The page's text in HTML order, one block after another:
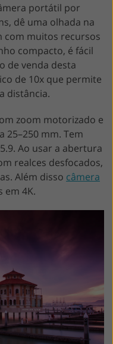
portátil por
dê uma olhada na
com muitos recursos
compacto, é fácil
de venda desta
de 10x que permite
distância.
zoom motorizado e
25–250 mm. Tem
Ao usar a abertura
realces desfocados,
Além disso câmera
em 4K.